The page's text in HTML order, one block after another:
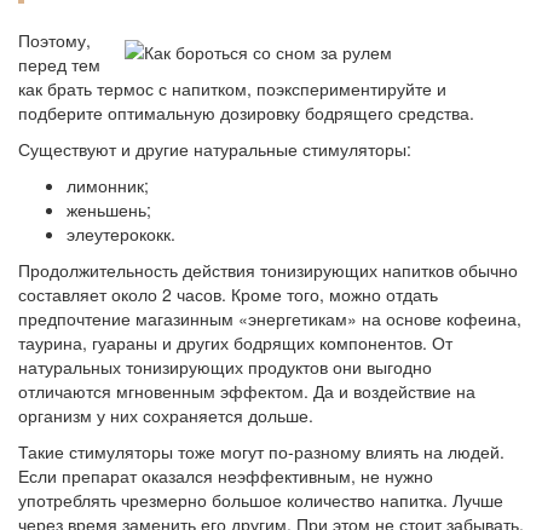
Поэтому,
перед тем
как брать термос с напитком, поэкспериментируйте и
подберите оптимальную дозировку бодрящего средства.
Существуют и другие натуральные стимуляторы:
лимонник;
женьшень;
элеутерококк.
Продолжительность действия тонизирующих напитков обычно
составляет около 2 часов. Кроме того, можно отдать
предпочтение магазинным «энергетикам» на основе кофеина,
таурина, гуараны и других бодрящих компонентов. От
натуральных тонизирующих продуктов они выгодно
отличаются мгновенным эффектом. Да и воздействие на
организм у них сохраняется дольше.
Такие стимуляторы тоже могут по-разному влиять на людей.
Если препарат оказался неэффективным, не нужно
употреблять чрезмерно большое количество напитка. Лучше
через время заменить его другим. При этом не стоит забывать,